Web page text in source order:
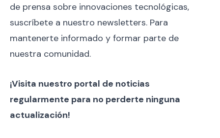
de prensa sobre innovaciones tecnológicas,
suscríbete a nuestro newsletters. Para
mantenerte informado y formar parte de
nuestra comunidad.
¡Visita nuestro portal de noticias
regularmente para no perderte ninguna
actualización!